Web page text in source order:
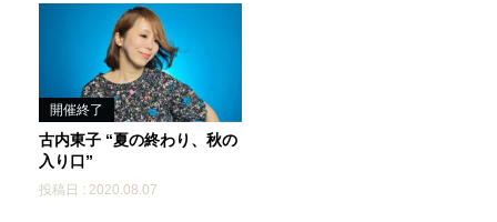
開催終了
古内東子 “夏の終わり、秋の
入り口”
投稿日 : 2020.08.07